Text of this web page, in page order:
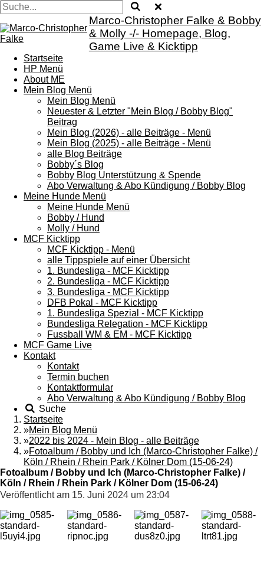
Marco-Christopher Falke & Bobby
& Molly -/- Homepage, Blog,
Game Live & Kicktipp
Startseite
HP Menü
About ME
Mein Blog Menü
Mein Blog Menü
Neuester & Letzter "Mein Blog / Bobby Blog"
Beitrag
Mein Blog (2026) - alle Beiträge - Menü
Mein Blog (2025) - alle Beiträge - Menü
alle Blog Beiträge
Bobby´s Blog
Bobby Blog Unterstützung & Spende
Abo Verwaltung & Abo Kündigung / Bobby Blog
Meine Hunde Menü
Meine Hunde Menü
Bobby / Hund
Molly / Hund
MCF Kicktipp
MCF Kicktipp - Menü
alle Tippspiele auf einer Übersicht
1. Bundesliga - MCF Kicktipp
2. Bundesliga - MCF Kicktipp
3. Bundesliga - MCF Kicktipp
DFB Pokal - MCF Kicktipp
1. Bundesliga Spezial - MCF Kicktipp
Bundesliga Relegation - MCF Kicktipp
Fussball WM & EM - MCF Kicktipp
MCF Game Live
Kontakt
Kontakt
Termin buchen
Kontaktformular
Abo Verwaltung & Abo Kündigung / Bobby Blog
Suche
Startseite
»Mein Blog Menü
»2022 bis 2024 - Mein Blog - alle Beiträge
»Fotoalbum / Bobby und Ich (Marco-Christopher Falke) /
Köln / Rhein / Rhein Park / Kölner Dom (15-06-24)
Fotoalbum / Bobby und Ich (Marco-Christopher Falke) /
Köln / Rhein / Rhein Park / Kölner Dom (15-06-24)
Veröffentlicht am 15. Juni 2024 um 23:04